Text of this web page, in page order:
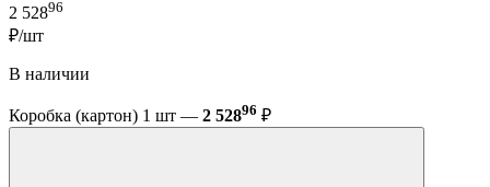
2 52896
₽/шт
В наличии
Коробка (картон) 1 шт — 2 52896 ₽